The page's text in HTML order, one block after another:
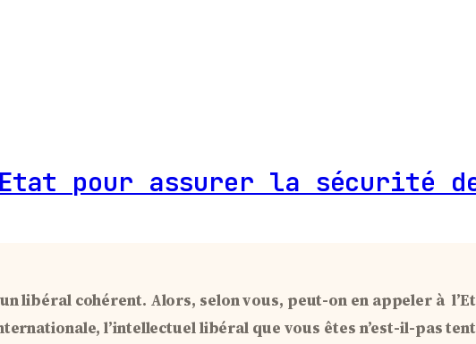
pour assurer la sécurité
libéral cohérent. Alors, selon vous, peut-on en appeler à
l’intellectuel libéral que vous êtes n’est-il-pas